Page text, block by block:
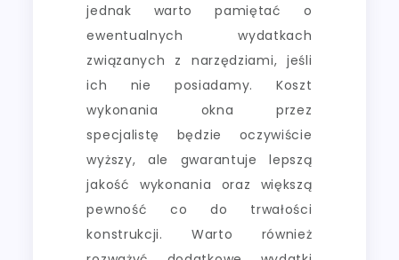
jednak warto pamiętać o
ewentualnych wydatkach
związanych z narzędziami, jeśli
ich nie posiadamy. Koszt
wykonania okna przez
specjalistę będzie oczywiście
wyższy, ale gwarantuje lepszą
jakość wykonania oraz większą
pewność co do trwałości
konstrukcji. Warto również